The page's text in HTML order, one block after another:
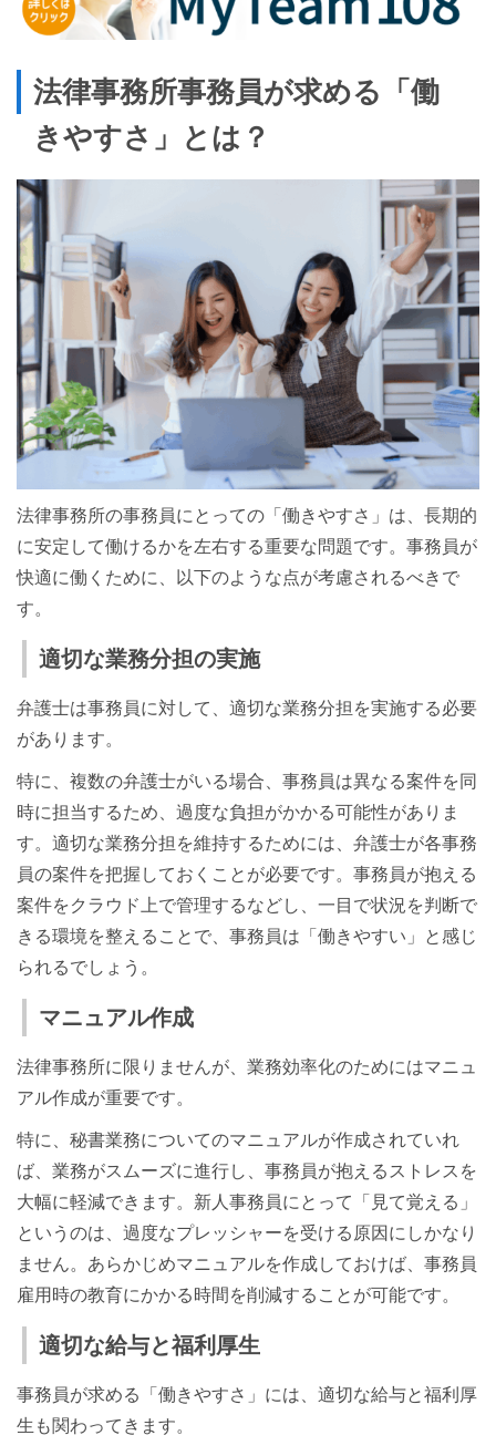
法律事務所事務員が求める「働
きやすさ」とは？
法律事務所の事務員にとっての「働きやすさ」は、長期的
に安定して働けるかを左右する重要な問題です。事務員が
快適に働くために、以下のような点が考慮されるべきで
す。
適切な業務分担の実施
弁護士は事務員に対して、適切な業務分担を実施する必要
があります。
特に、複数の弁護士がいる場合、事務員は異なる案件を同
時に担当するため、過度な負担がかかる可能性がありま
す。適切な業務分担を維持するためには、弁護士が各事務
員の案件を把握しておくことが必要です。事務員が抱える
案件をクラウド上で管理するなどし、一目で状況を判断で
きる環境を整えることで、事務員は「働きやすい」と感じ
られるでしょう。
マニュアル作成
法律事務所に限りませんが、業務効率化のためにはマニュ
アル作成が重要です。
特に、秘書業務についてのマニュアルが作成されていれ
ば、業務がスムーズに進行し、事務員が抱えるストレスを
大幅に軽減できます。新人事務員にとって「見て覚える」
というのは、過度なプレッシャーを受ける原因にしかなり
ません。あらかじめマニュアルを作成しておけば、事務員
雇用時の教育にかかる時間を削減することが可能です。
適切な給与と福利厚生
事務員が求める「働きやすさ」には、適切な給与と福利厚
生も関わってきます。